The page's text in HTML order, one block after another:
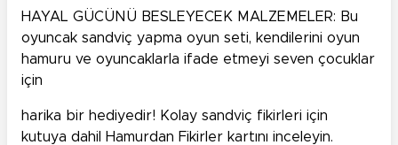
HAYAL GÜCÜNÜ BESLEYECEK MALZEMELER: Bu
oyuncak sandviç yapma oyun seti, kendilerini oyun
hamuru ve oyuncaklarla ifade etmeyi seven çocuklar
için
harika bir hediyedir! Kolay sandviç fikirleri için
kutuya dahil Hamurdan Fikirler kartını inceleyin.